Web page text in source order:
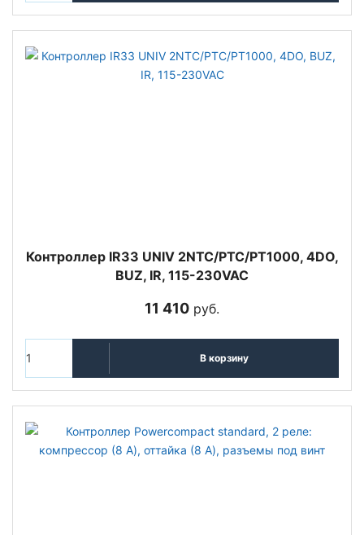
Контроллер IR33 UNIV 2NTC/PTC/PT1000, 4DO,
BUZ, IR, 115-230VAC
11 410 руб.
В корзину